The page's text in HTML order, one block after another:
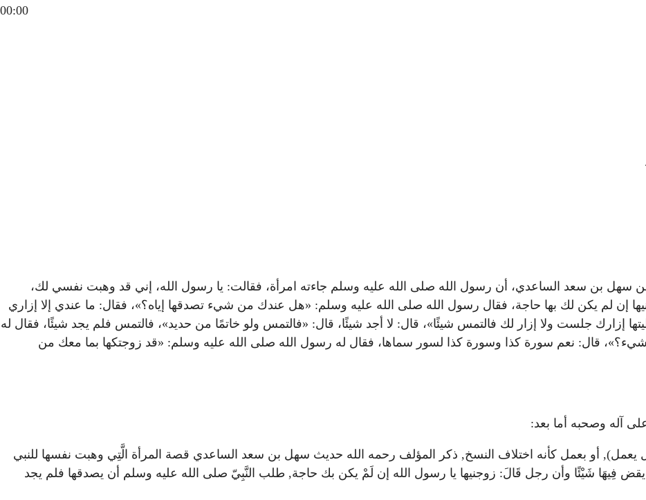
00:00
عن سهل بن سعد الساعدي، أن رسول الله صلى الله عليه وسلم جاءته امرأة، فقالت: يا رسول الله، إني قد وهبت نفسي لك،
إن لم يكن لك بها حاجة، فقال رسول الله صلى الله عليه وسلم: «هل عندك من شيء تصدقها إياه؟»، فقال: ما عندي إلا إزاري
إزارك جلست ولا إزار لك فالتمس شيئًا»، قال: لا أجد شيئًا، قال: «فالتمس ولو خاتمًا من حديد»، فالتمس فلم يجد شيئًا، فقال له
قال: نعم سورة كذا وسورة كذا لسور سماها، فقال له رسول الله صلى الله عليه وسلم: «قد زوجتكها بما معك من
آله وصحبه أما بعد:
يعمل), أو بعمل كأنه اختلاف النسخ, ذكر المؤلف رحمه الله حديث سهل بن سعد الساعدي قصة المرأة الَّتِي وهبت نفسها للنبي
فِيهَا شَيْئًا وأن رجل قَالَ: زوجنيها يا رسول الله إن لَمْ يكن بك حاجة, طلب النَّبِيّ صلى الله عليه وسلم أن يصدقها فلم يجد